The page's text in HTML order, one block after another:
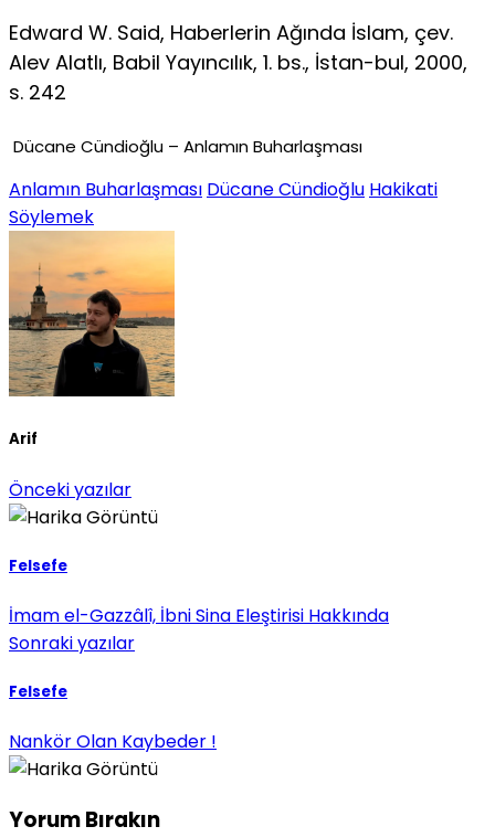
Edward W. Said, Haberlerin Ağında İslam, çev.
Alev Alatlı, Babil Yayıncılık, 1. bs., İstan-bul, 2000,
s. 242
Dücane Cündioğlu – Anlamın Buharlaşması
Anlamın Buharlaşması Dücane Cündioğlu Hakikati
Söylemek
Arif
Önceki yazılar
Felsefe
İmam el-Gazzâlî, İbni Sina Eleştirisi Hakkında
Sonraki yazılar
Felsefe
Nankör Olan Kaybeder !
Yorum Bırakın